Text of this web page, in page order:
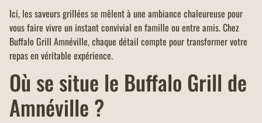
Ici, les saveurs grillées se mêlent à une ambiance chaleureuse pour
vous faire vivre un instant convivial en famille ou entre amis. Chez
Buffalo Grill Amnéville, chaque détail compte pour transformer votre
repas en véritable expérience.
Où se situe le Buffalo Grill de
Amnéville ?